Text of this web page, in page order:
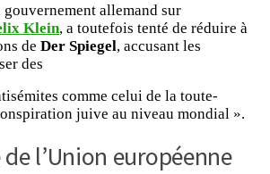
allemand sur
Klein, a toutefois tenté de réduire à
de Der Spiegel, accusant les
des
comme celui de la toute-
juive au niveau mondial ».
l’Union européenne